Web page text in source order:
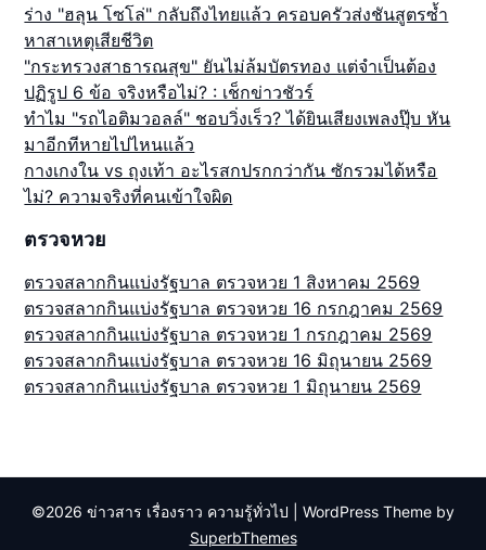
ร่าง "ฮลุน โซโล่" กลับถึงไทยแล้ว ครอบครัวส่งชันสูตรซ้ำ
หาสาเหตุเสียชีวิต
"กระทรวงสาธารณสุข" ยันไม่ล้มบัตรทอง แต่จำเป็นต้อง
ปฏิรูป 6 ข้อ จริงหรือไม่? : เช็กข่าวชัวร์
ทำไม "รถไอติมวอลล์" ชอบวิ่งเร็ว? ได้ยินเสียงเพลงปุ๊บ หัน
มาอีกทีหายไปไหนแล้ว
กางเกงใน vs ถุงเท้า อะไรสกปรกกว่ากัน ซักรวมได้หรือ
ไม่? ความจริงที่คนเข้าใจผิด
ตรวจหวย
ตรวจสลากกินแบ่งรัฐบาล ตรวจหวย 1 สิงหาคม 2569
ตรวจสลากกินแบ่งรัฐบาล ตรวจหวย 16 กรกฎาคม 2569
ตรวจสลากกินแบ่งรัฐบาล ตรวจหวย 1 กรกฎาคม 2569
ตรวจสลากกินแบ่งรัฐบาล ตรวจหวย 16 มิถุนายน 2569
ตรวจสลากกินแบ่งรัฐบาล ตรวจหวย 1 มิถุนายน 2569
©2026 ข่าวสาร เรื่องราว ความรู้ทั่วไป
| WordPress Theme by
SuperbThemes